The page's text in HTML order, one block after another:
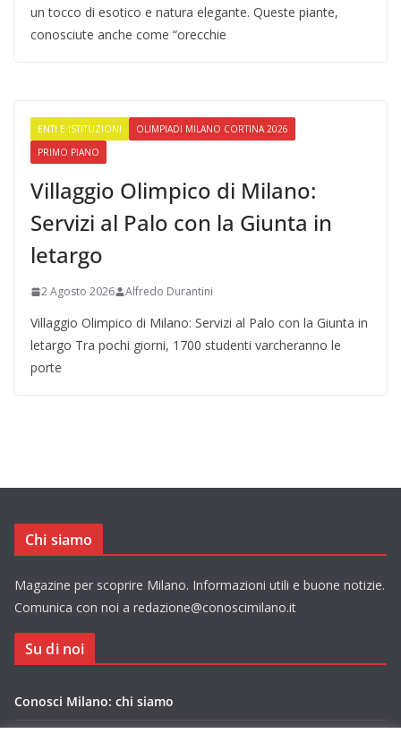
un tocco di esotico e natura elegante. Queste piante,
conosciute anche come “orecchie
ENTI E ISTITUZIONI
OLIMPIADI MILANO CORTINA 2026
PRIMO PIANO
Villaggio Olimpico di Milano:
Servizi al Palo con la Giunta in
letargo
2 Agosto 2026 Alfredo Durantini
Villaggio Olimpico di Milano: Servizi al Palo con la Giunta in
letargo Tra pochi giorni, 1700 studenti varcheranno le
porte
Chi siamo
Magazine per scoprire Milano. Informazioni utili e buone notizie.
Comunica con noi a redazione@conoscimilano.it
Su di noi
Conosci Milano: chi siamo